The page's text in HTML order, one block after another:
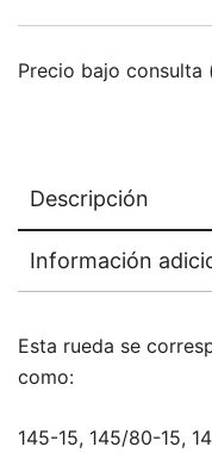
Precio bajo consulta
Descripción
Información
Esta rueda se
como:
145-15, 145/80-15,